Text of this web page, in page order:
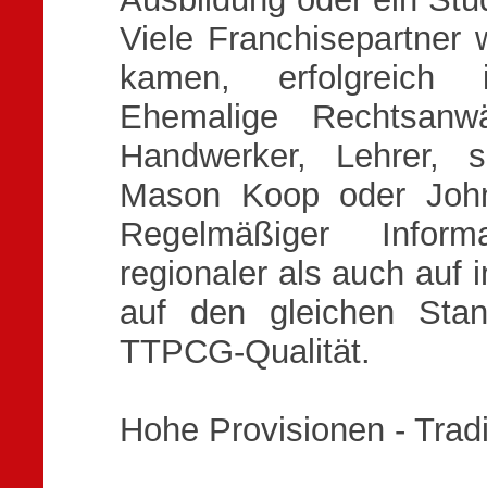
Viele
kamen, erfolgreich
Ehemalige
Handwerker, Lehrer,
Mason Koop oder
Regelmäßiger
regionaler als auch auf
auf den gleichen
TTPCG-Qualität.
Hohe Provisionen -